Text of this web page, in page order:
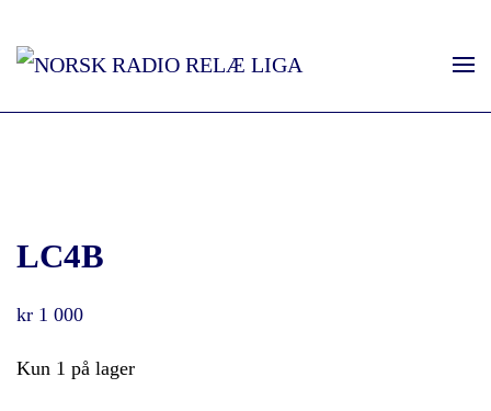
LC4B
kr 1 000
Kun 1 på lager